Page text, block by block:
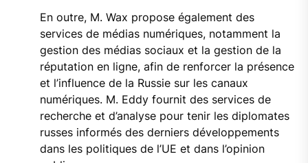
En outre, M. Wax propose également des
services de médias numériques, notamment la
gestion des médias sociaux et la gestion de la
réputation en ligne, afin de renforcer la présence
et l’influence de la Russie sur les canaux
numériques. M. Eddy fournit des services de
recherche et d’analyse pour tenir les diplomates
russes informés des derniers développements
dans les politiques de l’UE et dans l’opinion